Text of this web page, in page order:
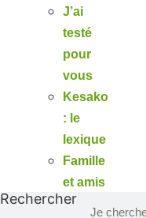
J’ai
testé
pour
vous
Kesako
: le
lexique
Famille
et amis
Rechercher